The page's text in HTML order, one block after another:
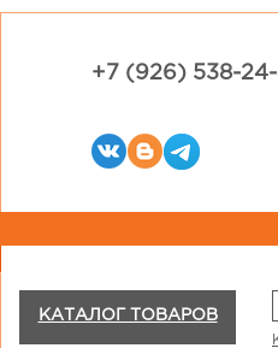
+7 (926) 538-
КАТАЛОГ ТОВАРОВ